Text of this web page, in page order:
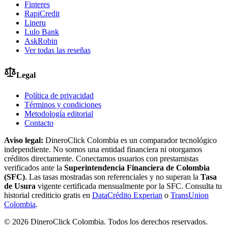
Finteres
RapiCredit
Lineru
Lulo Bank
AskRobin
Ver todas las reseñas
Legal
Política de privacidad
Términos y condiciones
Metodología editorial
Contacto
Aviso legal: DineroClick Colombia es un comparador tecnológico
independiente. No somos una entidad financiera ni otorgamos
créditos directamente. Conectamos usuarios con prestamistas
verificados ante la Superintendencia Financiera de Colombia
(SFC). Las tasas mostradas son referenciales y no superan la Tasa
de Usura vigente certificada mensualmente por la SFC. Consulta tu
historial crediticio gratis en DataCrédito Experian o TransUnion
Colombia.
© 2026 DineroClick Colombia. Todos los derechos reservados.